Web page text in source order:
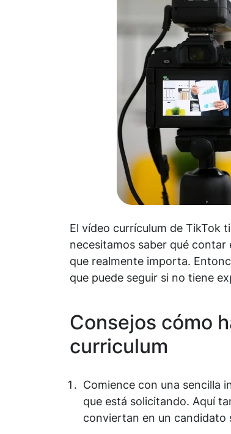
El vídeo currículum de TikTok
necesitamos saber qué
que realmente importa.
que puede seguir si no tiene
Consejos cómo
curriculum
Comience con una sencilla
que está solicitando. Aquí
conviertan en un candidato